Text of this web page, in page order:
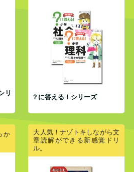
リ
？に答える！シリーズ
か
大人気！ナゾトキしながら文
章読解ができる新感覚ドリ
ル。